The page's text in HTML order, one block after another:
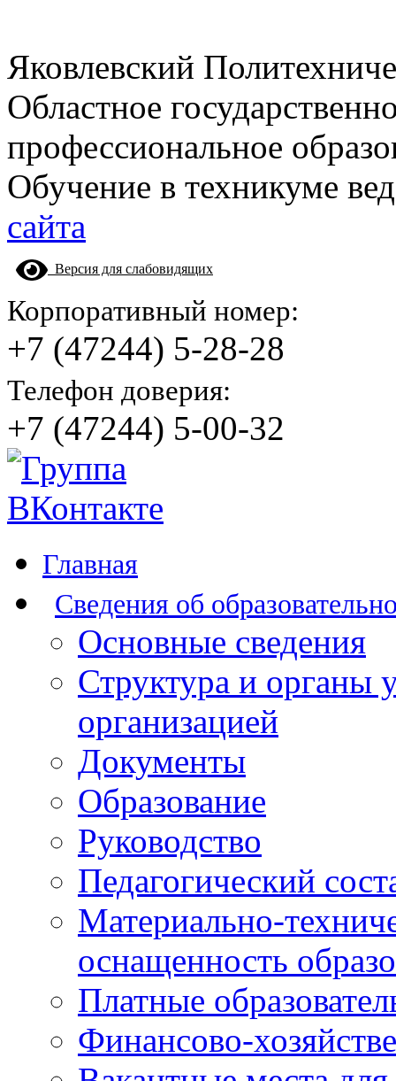
Яковлевский
Областное
профессиональное
Обучение в техникуме
сайта
Версия для слабовидящих
Корпоративный номер:
+7 (47244) 5-28-28
Телефон доверия:
+7 (47244) 5-00-32
Главная
Сведения об
Основные сведения
Структура и органы
организацией
Документы
Образование
Руководство
Педагогический
Материально-
оснащенность
Платные
Финансово-